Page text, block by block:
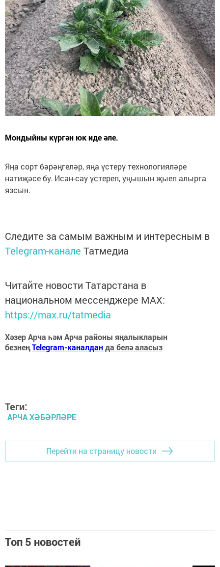
Мондыйны күргән юк иде әле.
Яңа сорт бәрәңгеләр, яңа үстерү технологияләре
нәтиҗәсе бу. Исән-сау үстереп, уңышын җыеп алырга
язсын.
Следите за самым важным и интересным в
Telegram-канале Татмедиа
Читайте новости Татарстана в
национальном мессенджере MАХ:
https://max.ru/tatmedia
Хәзер Арча һәм Арча районы яңалыкларын
безнеңTelegram-каналданда белә аласыз
Теги:
АРЧА ХӘБӘРЛӘРЕ
Перейти на страницу новости
Топ 5 новостей